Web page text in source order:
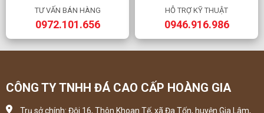
TƯ VẤN BÁN HÀNG
0972.101.656
HỖ TRỢ KỸ THUẬT
0946.916.986
CÔNG TY TNHH ĐÁ CAO CẤP HOÀNG GIA
Trụ sở chính: Đội 16, Thôn Khoan Tế, xã Đa Tốn, huyện Gia Lâm,